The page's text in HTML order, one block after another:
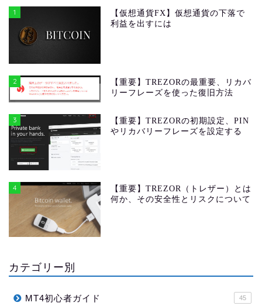
1
【仮想通貨FX】仮想通貨の下落で
利益を出すには
2
【重要】TREZORの最重要、リカバ
リーフレーズを使った復旧方法
3
【重要】TREZORの初期設定、PIN
やリカバリーフレーズを設定する
4
【重要】TREZOR（トレザー）とは
何か、その安全性とリスクについて
カテゴリー別
MT4初心者ガイド 45